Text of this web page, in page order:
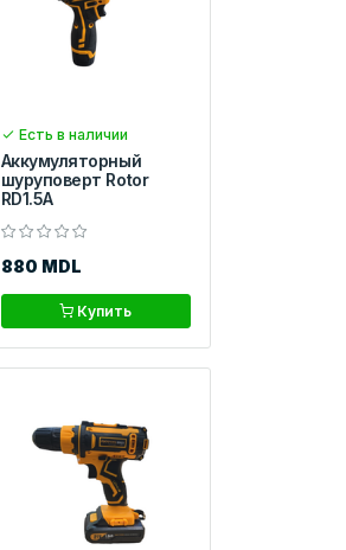
Есть в наличии
Аккумуляторный
шуруповерт Rotor
RD1.5A
880 MDL
Купить